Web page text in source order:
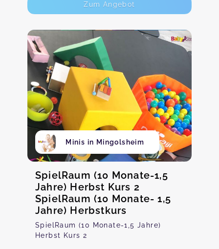
Zum Angebot
Minis in Mingolsheim
SpielRaum (10 Monate-1,5
Jahre) Herbst Kurs 2
SpielRaum (10 Monate- 1,5
Jahre) Herbstkurs
SpielRaum (10 Monate-1,5 Jahre)
Herbst Kurs 2